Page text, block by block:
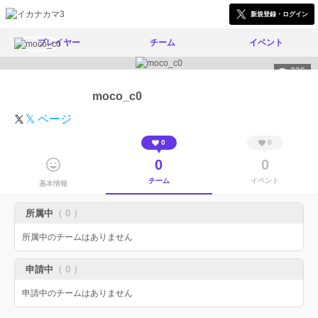
新規登録・ログイン
プレイヤー チーム イベント
326
moco_c0
𝕏 ページ
基本情報
0
0
チーム
0
0
イベント
所属中 （ 0 ）
所属中のチームはありません
申請中 （ 0 ）
申請中のチームはありません